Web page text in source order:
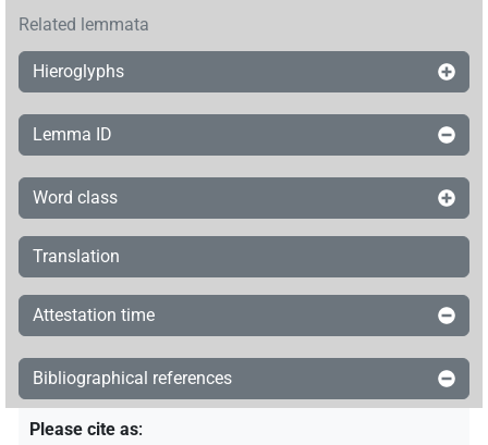
Related lemmata
Hieroglyphs
Lemma ID
Word class
Translation
Attestation time
Bibliographical references
Please cite as: